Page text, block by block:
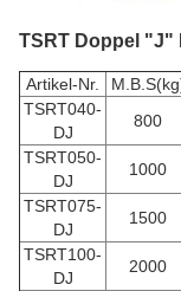
TSRT Doppel "J"
Artikel-Nr.
TSRT040-
DJ
800
TSRT050-
DJ
1000
TSRT075-
DJ
1500
TSRT100-
DJ
2000